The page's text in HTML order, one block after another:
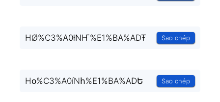
HØ%C3%A0łNҤ%E1%BA%ADŦ Sao chép
Hօ%C3%A0íNհ%E1%BA%ADԵ Sao chép